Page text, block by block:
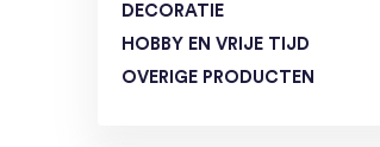
DECORATIE
HOBBY EN VRIJE TIJD
OVERIGE PRODUCTEN